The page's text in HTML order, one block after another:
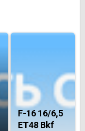
F-16 16/6,5
ET48 Bkf